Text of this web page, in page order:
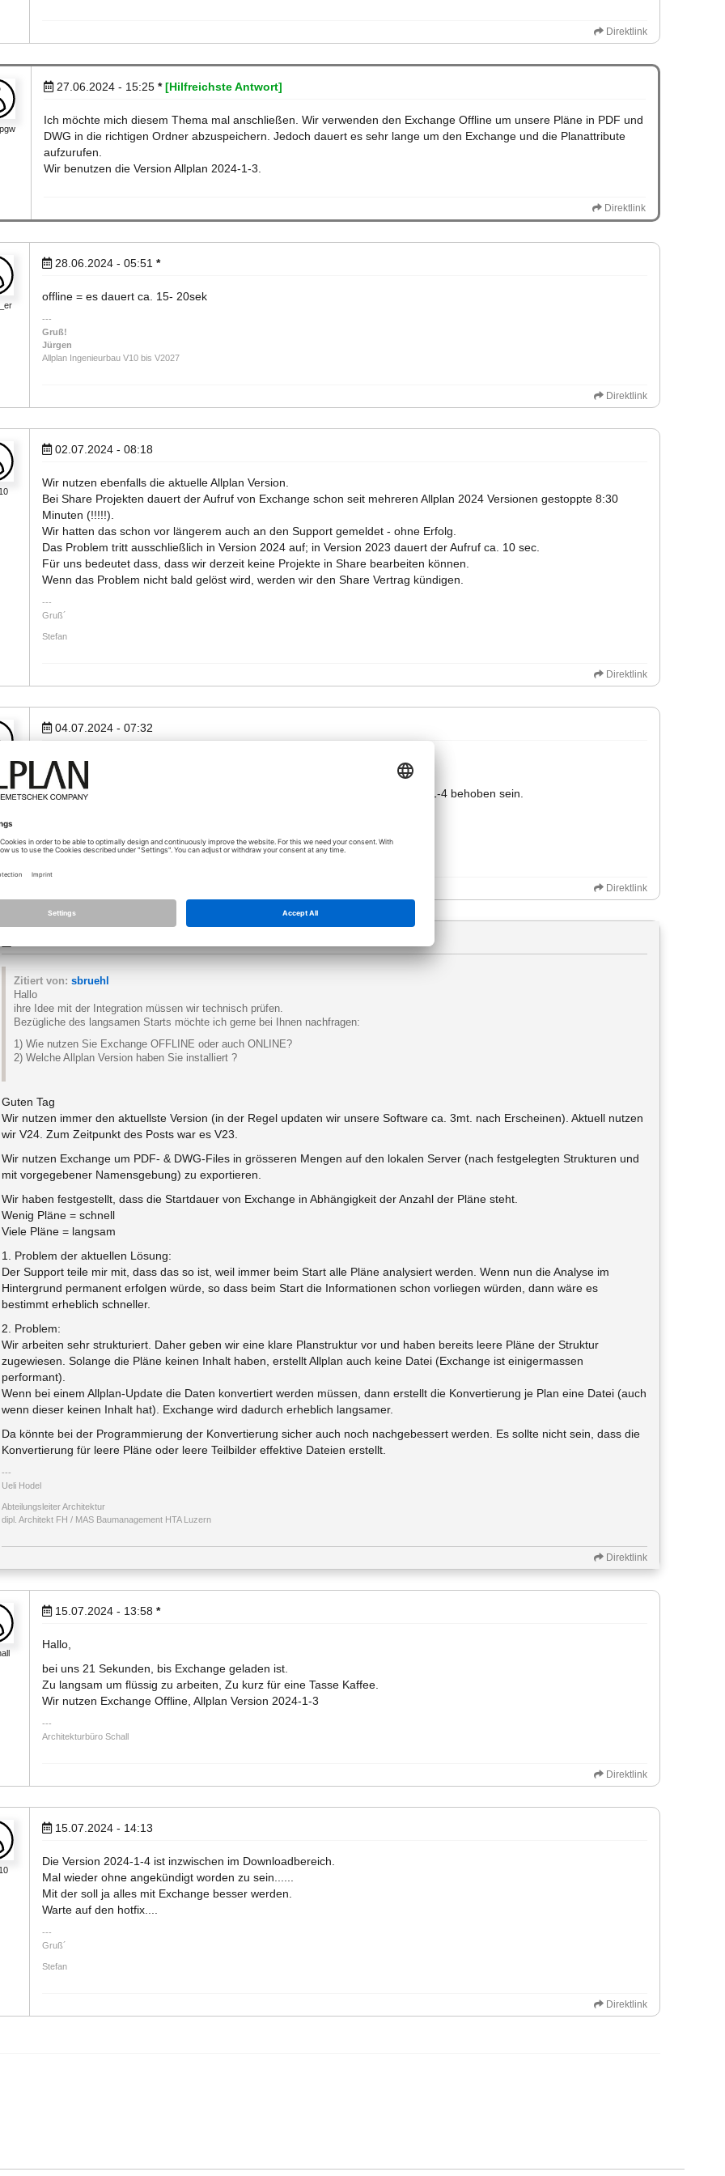
Direktlink
27.06.2024 - 15:25 * [Hilfreichste Antwort]
Ich möchte mich diesem Thema mal anschließen. Wir verwenden den Exchange Offline um unsere Pläne in PDF und
DWG in die richtigen Ordner abzuspeichern. Jedoch dauert es sehr lange um den Exchange und die Planattribute
aufzurufen.
Wir benutzen die Version Allplan 2024-1-3.
Direktlink
28.06.2024 - 05:51 *
offline = es dauert ca. 15- 20sek
Gruß!
Jürgen
Allplan Ingenieurbau V10 bis V2027
Direktlink
02.07.2024 - 08:18
Wir nutzen ebenfalls die aktuelle Allplan Version.
Bei Share Projekten dauert der Aufruf von Exchange schon seit mehreren Allplan 2024 Versionen gestoppte 8:30
Minuten (!!!!!).
Wir hatten das schon vor längerem auch an den Support gemeldet - ohne Erfolg.
Das Problem tritt ausschließlich in Version 2024 auf; in Version 2023 dauert der Aufruf ca. 10 sec.
Für uns bedeutet dass, dass wir derzeit keine Projekte in Share bearbeiten können.
Wenn das Problem nicht bald gelöst wird, werden wir den Share Vertrag kündigen.
Gruß´
Stefan
Direktlink
04.07.2024 - 07:32
Guten Morgen,
für alle die es betrifft:
Laut Support soll das Exchange Problem von Share Projekten mit der 2024-1-4 behoben sein.
Stefan
Direktlink
Zitiert von: sbruehl
Hallo
ihre Idee mit der Integration müssen wir technisch prüfen.
Bezügliche des langsamen Starts möchte ich gerne bei Ihnen nachfragen:
1) Wie nutzen Sie Exchange OFFLINE oder auch ONLINE?
2) Welche Allplan Version haben Sie installiert ?
Guten Tag
Wir nutzen immer den aktuellste Version (in der Regel updaten wir unsere Software ca. 3mt. nach Erscheinen). Aktuell nutzen
wir V24. Zum Zeitpunkt des Posts war es V23.
Wir nutzen Exchange um PDF- & DWG-Files in grösseren Mengen auf den lokalen Server (nach festgelegten Strukturen und
mit vorgegebener Namensgebung) zu exportieren.
Wir haben festgestellt, dass die Startdauer von Exchange in Abhängigkeit der Anzahl der Pläne steht.
Wenig Pläne = schnell
Viele Pläne = langsam
1. Problem der aktuellen Lösung:
Der Support teile mir mit, dass das so ist, weil immer beim Start alle Pläne analysiert werden. Wenn nun die Analyse im
Hintergrund permanent erfolgen würde, so dass beim Start die Informationen schon vorliegen würden, dann wäre es
bestimmt erheblich schneller.
2. Problem:
Wir arbeiten sehr strukturiert. Daher geben wir eine klare Planstruktur vor und haben bereits leere Pläne der Struktur
zugewiesen. Solange die Pläne keinen Inhalt haben, erstellt Allplan auch keine Datei (Exchange ist einigermassen
performant).
Wenn bei einem Allplan-Update die Daten konvertiert werden müssen, dann erstellt die Konvertierung je Plan eine Datei (auch
wenn dieser keinen Inhalt hat). Exchange wird dadurch erheblich langsamer.
Da könnte bei der Programmierung der Konvertierung sicher auch noch nachgebessert werden. Es sollte nicht sein, dass die
Konvertierung für leere Pläne oder leere Teilbilder effektive Dateien erstellt.
Ueli Hodel
Abteilungsleiter Architektur
dipl. Architekt FH / MAS Baumanagement HTA Luzern
Direktlink
15.07.2024 - 13:58 *
Hallo,
bei uns 21 Sekunden, bis Exchange geladen ist.
Zu langsam um flüssig zu arbeiten, Zu kurz für eine Tasse Kaffee.
Wir nutzen Exchange Offline, Allplan Version 2024-1-3
Architekturbüro Schall
Direktlink
15.07.2024 - 14:13
Die Version 2024-1-4 ist inzwischen im Downloadbereich.
Mal wieder ohne angekündigt worden zu sein......
Mit der soll ja alles mit Exchange besser werden.
Warte auf den hotfix....
Gruß´
Stefan
Direktlink